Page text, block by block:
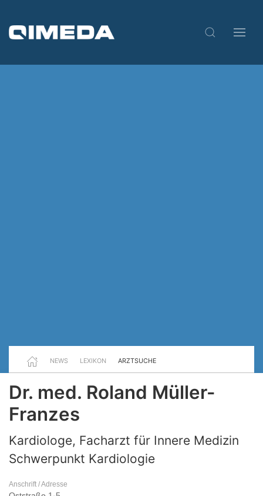
NEWS LEXIKON ARZTSUCHE
Dr. med. Roland Müller-
Franzes
Kardiologe, Facharzt für Innere Medizin
Schwerpunkt Kardiologie
Anschrift / Adresse